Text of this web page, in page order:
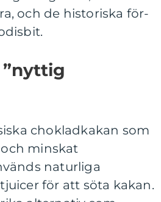
och de historiska för-
chokladkakan som
minskat
naturliga
för att söta kakan.